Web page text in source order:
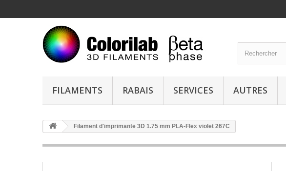
FILAMENTS RABAIS SERVICES AUTRES
Filament d'imprimante 3D 1.75 mm PLA-Flex violet 267C